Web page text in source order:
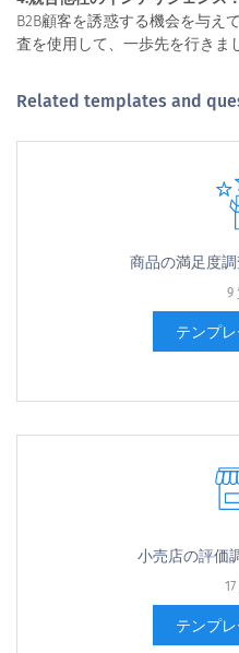
B2B顧客を誘惑する機会を与え
査を使用して、一歩先を行きま
Related templates and
商品の満足度
9
テンプ
小売店の評価
テンプ